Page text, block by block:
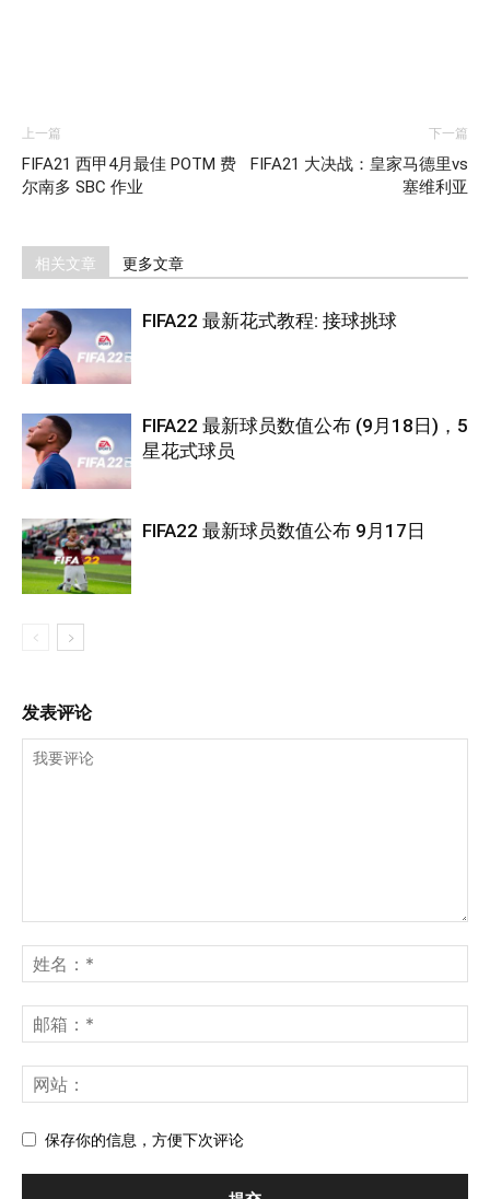
上一篇
FIFA21 西甲4月最佳 POTM 费
尔南多 SBC 作业
下一篇
FIFA21 大决战：皇家马德里vs
塞维利亚
相关文章 更多文章
FIFA22 最新花式教程: 接球挑球
FIFA22 最新球员数值公布 (9月18日)，5
星花式球员
FIFA22 最新球员数值公布 9月17日
发表评论
保存你的信息，方便下次评论